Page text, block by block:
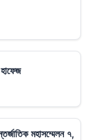
মহাসম্মেলন ৭,